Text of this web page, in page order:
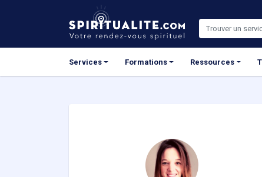
Services Formations Ressources
Panneau de gestion des cookies